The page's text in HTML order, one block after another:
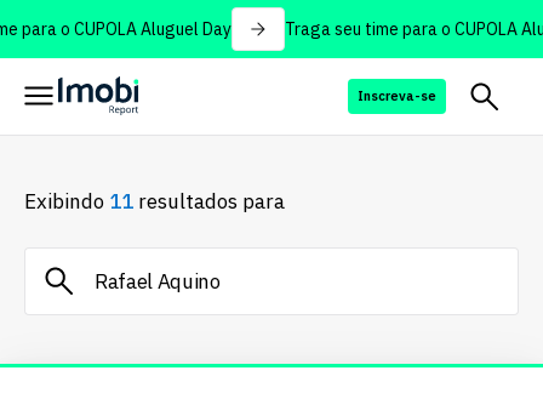
para o CUPOLA Aluguel Day Traga seu time para o CUPOLA
Inscreva-se
Exibindo 11 resultados para